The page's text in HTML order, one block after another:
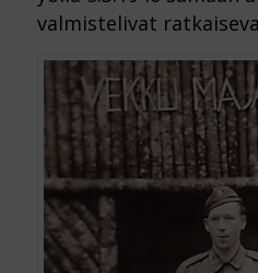
valmistelivat